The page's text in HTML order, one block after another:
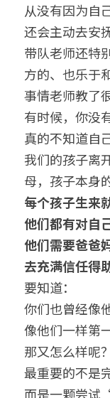
从没有因为自
还会主动去安
带队老师还特
方的、也乐于
事情老师教了
有时候，你没
真的不知道自
我们的孩子离
母，孩子本身
每个孩子生来
他们都有对自
他们需要爸爸
去充满信任得
要知道：
你们也曾经像
像他们一样第
那又怎么样呢？
最重要的不是
而是一颗尝试